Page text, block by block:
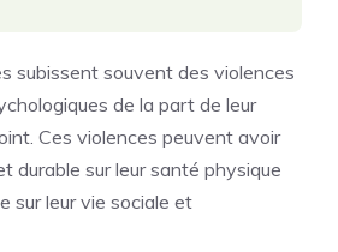
subissent souvent des violences
de la part de leur
Ces violences peuvent avoir
durable sur leur santé physique
sur leur vie sociale et